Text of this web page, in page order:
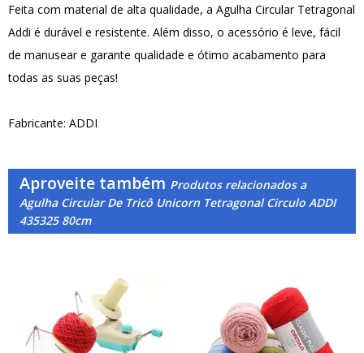
Feita com material de alta qualidade, a Agulha Circular Tetragonal
Addi é durável e resistente. Além disso, o acessório é leve, fácil
de manusear e garante qualidade e ótimo acabamento para
todas as suas peças!
Fabricante: ADDI
Aproveite também Produtos relacionados a
Agulha Circular De Tricô Unicorn Tetragonal Circulo ADDI
435325 80cm